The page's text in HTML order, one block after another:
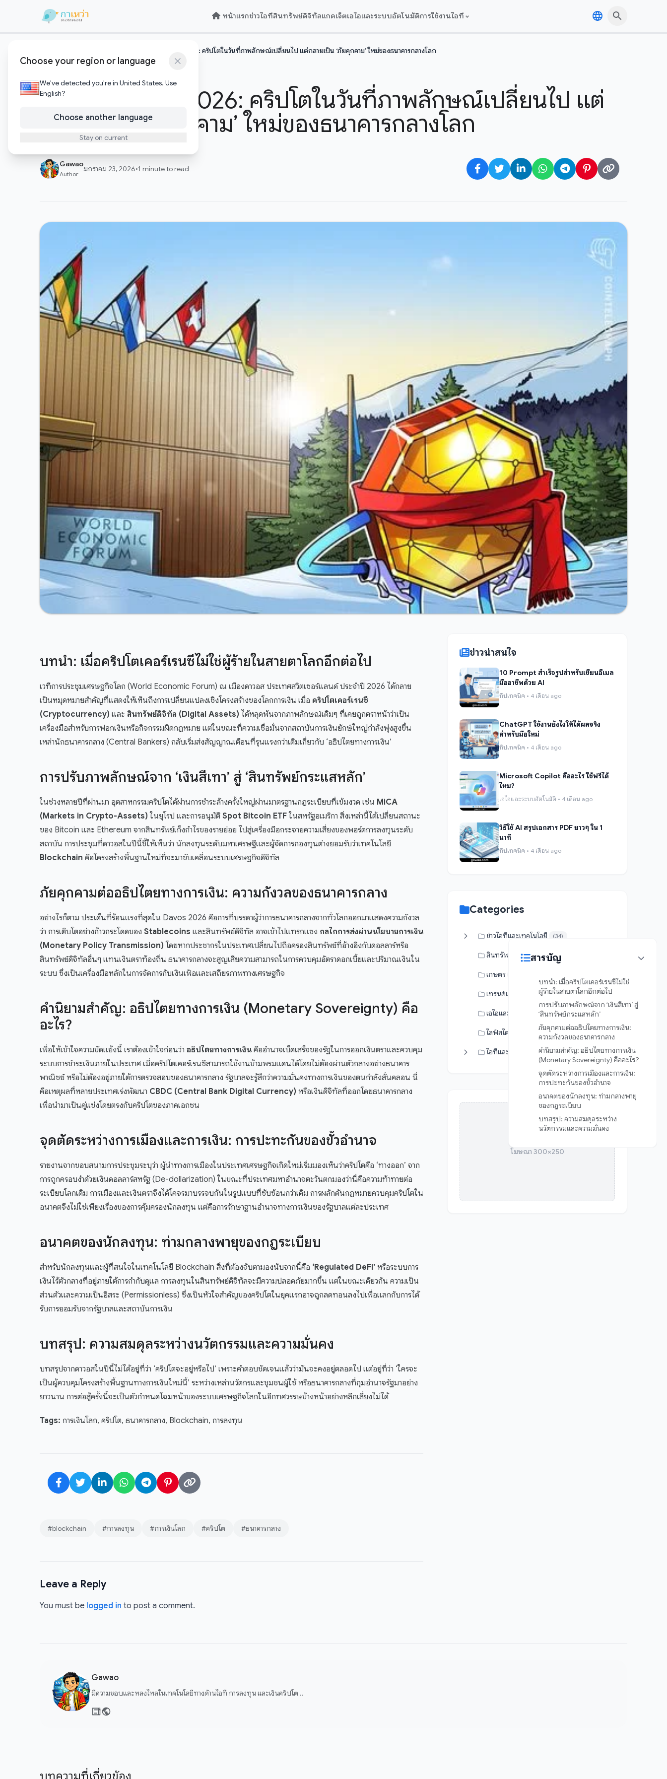
หน้าแรกข่าวไอทีสินทรัพย์ดิจิทัลแกดเจ็ตเอไอและระบบอัตโนมัติการใช้งานไอที
Choose your region or language
We've detected you're in United States. Use
English?
Choose another language
Stay on current
เจาะลึก Davos 2026: คริปโตในวันที่ภาพลักษณ์เปลี่ยนไป แต่กลายเป็น ‘ภัยคุกคาม’ ใหม่ของธนาคารกลางโลก
เจาะลึก Davos 2026: คริปโตในวันที่ภาพลักษณ์เปลี่ยนไป แต่
กลายเป็น ‘ภัยคุกคาม’ ใหม่ของธนาคารกลางโลก
Gawao
Author
มกราคม 23, 2026•1 minute to read
บทนำ: เมื่อคริปโตเคอร์เรนซีไม่ใช่ผู้ร้ายในสายตาโลกอีกต่อไป
เวทีการประชุมเศรษฐกิจโลก (World Economic Forum) ณ เมืองดาวอส ประเทศสวิตเซอร์แลนด์ ประจำปี 2026 ได้กลาย
เป็นหมุดหมายสำคัญที่แสดงให้เห็นถึงการเปลี่ยนแปลงเชิงโครงสร้างของโลกการเงิน เมื่อ คริปโตเคอร์เรนซี
(Cryptocurrency) และ สินทรัพย์ดิจิทัล (Digital Assets) ได้หลุดพ้นจากภาพลักษณ์เดิมๆ ที่เคยถูกตราหน้าว่าเป็น
เครื่องมือสำหรับการฟอกเงินหรือกิจกรรมผิดกฎหมาย แต่ในขณะที่ความเชื่อมั่นจากสถาบันการเงินยักษ์ใหญ่กำลังพุ่งสูงขึ้น
เหล่านักธนาคารกลาง (Central Bankers) กลับเริ่มส่งสัญญาณเตือนที่รุนแรงกว่าเดิมเกี่ยวกับ ‘อธิปไตยทางการเงิน’
การปรับภาพลักษณ์จาก ‘เงินสีเทา’ สู่ ‘สินทรัพย์กระแสหลัก’
ในช่วงหลายปีที่ผ่านมา อุตสาหกรรมคริปโตได้ผ่านการชำระล้างครั้งใหญ่ผ่านมาตรฐานกฎระเบียบที่เข้มงวด เช่น MiCA
(Markets in Crypto-Assets) ในยุโรป และการอนุมัติ Spot Bitcoin ETF ในสหรัฐอเมริกา สิ่งเหล่านี้ได้เปลี่ยนสถานะ
ของ Bitcoin และ Ethereum จากสินทรัพย์เก็งกำไรของรายย่อย ไปสู่เครื่องมือกระจายความเสี่ยงของพอร์ตการลงทุนระดับ
สถาบัน การประชุมที่ดาวอสในปีนี้ชี้ให้เห็นว่า นักลงทุนระดับมหาเศรษฐีและผู้จัดการกองทุนต่างยอมรับว่าเทคโนโลยี
Blockchain คือโครงสร้างพื้นฐานใหม่ที่จะมาขับเคลื่อนระบบเศรษฐกิจดิจิทัล
ภัยคุกคามต่ออธิปไตยทางการเงิน: ความกังวลของธนาคารกลาง
อย่างไรก็ตาม ประเด็นที่ร้อนแรงที่สุดใน Davos 2026 คือการที่บรรดาผู้ว่าการธนาคารกลางจากทั่วโลกออกมาแสดงความกังวล
ว่า การเติบโตอย่างก้าวกระโดดของ Stablecoins และสินทรัพย์ดิจิทัล อาจเข้าไปแทรกแซง กลไกการส่งผ่านนโยบายการเงิน
(Monetary Policy Transmission) โดยหากประชากรในประเทศเปลี่ยนไปถือครองสินทรัพย์ที่อ้างอิงกับดอลลาร์หรือ
สินทรัพย์ดิจิทัลอื่นๆ แทนเงินตราท้องถิ่น ธนาคารกลางจะสูญเสียความสามารถในการควบคุมอัตราดอกเบี้ยและปริมาณเงินใน
ระบบ ซึ่งเป็นเครื่องมือหลักในการจัดการกับเงินเฟ้อและเสถียรภาพทางเศรษฐกิจ
คำนิยามสำคัญ: อธิปไตยทางการเงิน (Monetary Sovereignty) คือ
อะไร?
เพื่อให้เข้าใจความขัดแย้งนี้ เราต้องเข้าใจก่อนว่า อธิปไตยทางการเงิน คืออำนาจเบ็ดเสร็จของรัฐในการออกเงินตราและควบคุม
ระบบการชำระเงินภายในประเทศ เมื่อคริปโตเคอร์เรนซีสามารถใช้งานข้ามพรมแดนได้โดยไม่ต้องผ่านตัวกลางอย่างธนาคาร
พาณิชย์ หรือไม่ต้องอยู่ภายใต้การตรวจสอบของธนาคารกลาง รัฐบาลจะรู้สึกว่าความมั่นคงทางการเงินของตนกำลังสั่นคลอน นี่
คือเหตุผลที่หลายประเทศเร่งพัฒนา CBDC (Central Bank Digital Currency) หรือเงินดิจิทัลที่ออกโดยธนาคารกลาง
เพื่อนำมาเป็นคู่แข่งโดยตรงกับคริปโตของภาคเอกชน
จุดตัดระหว่างการเมืองและการเงิน: การปะทะกันของขั้วอำนาจ
รายงานจากขอบสนามการประชุมระบุว่า ผู้นำทางการเมืองในประเทศเศรษฐกิจเกิดใหม่เริ่มมองเห็นว่าคริปโตคือ ‘ทางออก’ จาก
การถูกครอบงำด้วยเงินดอลลาร์สหรัฐ (De-dollarization) ในขณะที่ประเทศมหาอำนาจตะวันตกมองว่านี่คือความท้าทายต่อ
ระเบียบโลกเดิม การเมืองและเงินตราจึงได้โคจรมาบรรจบกันในรูปแบบที่ซับซ้อนกว่าเดิม การผลักดันกฎหมายควบคุมคริปโตใน
อนาคตจึงไม่ใช่เพียงเรื่องของการคุ้มครองนักลงทุน แต่คือการรักษาฐานอำนาจทางการเงินของรัฐบาลแต่ละประเทศ
อนาคตของนักลงทุน: ท่ามกลางพายุของกฎระเบียบ
สำหรับนักลงทุนและผู้ที่สนใจในเทคโนโลยี Blockchain สิ่งที่ต้องจับตามองนับจากนี้คือ ‘Regulated DeFi’ หรือระบบการ
เงินไร้ตัวกลางที่อยู่ภายใต้การกำกับดูแล การลงทุนในสินทรัพย์ดิจิทัลจะมีความปลอดภัยมากขึ้น แต่ในขณะเดียวกัน ความเป็น
ส่วนตัวและความเป็นอิสระ (Permissionless) ซึ่งเป็นหัวใจสำคัญของคริปโตในยุคแรกอาจถูกลดทอนลงไปเพื่อแลกกับการได้
รับการยอมรับจากรัฐบาลและสถาบันการเงิน
บทสรุป: ความสมดุลระหว่างนวัตกรรมและความมั่นคง
บทสรุปจากดาวอสในปีนี้ไม่ได้อยู่ที่ว่า ‘คริปโตจะอยู่หรือไป’ เพราะคำตอบชัดเจนแล้วว่ามันจะคงอยู่ตลอดไป แต่อยู่ที่ว่า ‘ใครจะ
เป็นผู้ควบคุมโครงสร้างพื้นฐานทางการเงินใหม่นี้’ ระหว่างเหล่านวัตกรและชุมชนผู้ใช้ หรือธนาคารกลางที่กุมอำนาจรัฐมาอย่าง
ยาวนาน การต่อสู้ครั้งนี้จะเป็นตัวกำหนดโฉมหน้าของระบบเศรษฐกิจโลกในอีกทศวรรษข้างหน้าอย่างหลีกเลี่ยงไม่ได้
Tags: การเงินโลก, คริปโต, ธนาคารกลาง, Blockchain, การลงทุน
#blockchain #การลงทุน #การเงินโลก #คริปโต #ธนาคารกลาง
Leave a Reply
You must be logged in to post a comment.
ข่าวน่าสนใจ
10 Prompt สำเร็จรูปสำหรับเขียนอีเมล
มืออาชีพด้วย AI
ทิปเทคนิค • 4 เดือน ago
ChatGPT ใช้งานยังไงให้ได้ผลจริง
สำหรับมือใหม่
ทิปเทคนิค • 4 เดือน ago
Microsoft Copilot คืออะไร ใช้ฟรีได้
ไหม?
เอไอและระบบอัตโนมัติ • 4 เดือน ago
วิธีใช้ AI สรุปเอกสาร PDF ยาวๆ ใน 1
นาที
ทิปเทคนิค • 4 เดือน ago
Categories
ข่าวไอทีและเทคโนโลยี (34)
สินทรัพย์ดิจิทัล (0)
เกษตร
เทรนด์และแกดเจ็ต (4)
เอไอและระบบอัตโนมัติ (9)
ไลฟ์สไตล์
ไอทีและระบบ (0)
โฆษณา 300×250
Gawao
มีความชอบและหลงไหลในเทคโนโลยีทางด้านไอที การลงทุน และเงินคริปโต ..
สารบัญ
บทนำ: เมื่อคริปโตเคอร์เรนซีไม่ใช่
ผู้ร้ายในสายตาโลกอีกต่อไป
การปรับภาพลักษณ์จาก ‘เงินสีเทา’ สู่
‘สินทรัพย์กระแสหลัก’
ภัยคุกคามต่ออธิปไตยทางการเงิน:
ความกังวลของธนาคารกลาง
คำนิยามสำคัญ: อธิปไตยทางการเงิน
(Monetary Sovereignty) คืออะไร?
จุดตัดระหว่างการเมืองและการเงิน:
การปะทะกันของขั้วอำนาจ
อนาคตของนักลงทุน: ท่ามกลางพายุ
ของกฎระเบียบ
บทสรุป: ความสมดุลระหว่าง
นวัตกรรมและความมั่นคง